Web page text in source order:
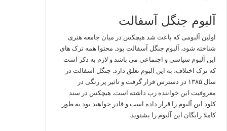
آلبوم جنگل آسفالت
اولین آلبومی که باعث شد هیچکس در میان جامعه هنری
شناخته شود، آلبوم جنگل آسفالت بود. محتوا همه ترک های
این آلبوم سیاسی و اجتماعی می باشد و لازم به ذکر است
که ترک اختلاف، به این آلبوم تعلق دارد. جنگل آسفالت در
سال ۱۳۸۵ در دسترس قرار گرفت و تاثیر پر رنگی در
معروفیت این خواننده رپ داشته است. هیچکس در سند
کلود این آلبوم را قرار داده است و قادر خواهید بود به طور
کاملا رایگان این آلبوم را بشنوید.